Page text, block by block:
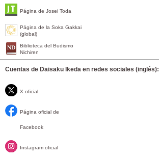
Página de Josei Toda
Página de la Soka Gakkai
(global)
Biblioteca del Budismo
Nichiren
Cuentas de Daisaku Ikeda en redes sociales (inglés):
X oficial
Página oficial de
Facebook
Instagram oficial